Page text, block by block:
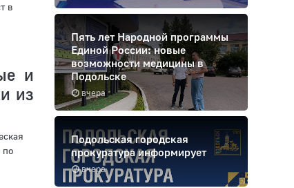
в
и
из
по
вчера
Пять лет Народной программы
Единой России: новые
возможности медицины в
Подольске
вчера
Подольская городская
прокуратура информирует